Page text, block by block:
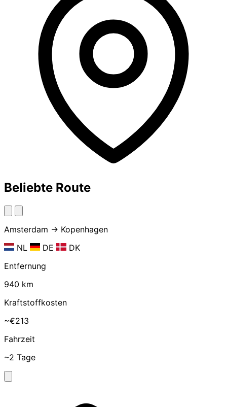
Beliebte Route
Amsterdam → Kopenhagen
NL
DE
DK
Entfernung
940 km
Kraftstoffkosten
~€213
Fahrzeit
~2 Tage